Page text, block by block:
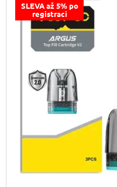
SLEVA až 5% po
registraci